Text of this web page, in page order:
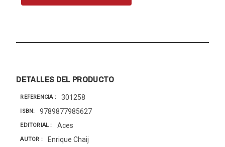
DETALLES DEL PRODUCTO
REFERENCIA 301258
ISBN 9789877985627
EDITORIAL Aces
AUTOR Enrique Chaij